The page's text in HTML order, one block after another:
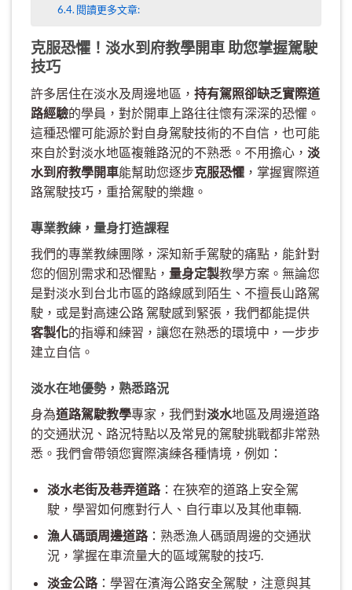
閱讀更多文章:
克服恐懼！淡水到府教學開車 助您掌握駕駛
技巧
許多居住在淡水及周邊地區， 持有駕照卻缺乏實際道
路經驗的學員，對於開車上路往往懷有深深的恐懼。
這種恐懼可能源於對自身駕駛技術的不自信，也可能
來自於對淡水地區複雜路況的不熟悉。不用擔心， 淡
水到府教學開車能幫助您逐步克服恐懼 ，掌握實際道
路駕駛技巧，重拾駕駛的樂趣。
專業教練，量身打造課程
我們的專業教練團隊，深知新手駕駛的痛點，能針對
您的個別需求和恐懼點， 量身定製教學方案。無論您
是對淡水到台北市區的路線感到陌生、不擅長山路駕
駛，或是對高速公路 駕駛感到緊張，我們都能提供
客製化的指導和練習，讓您在熟悉的環境中，一步步
建立自信。
淡水在地優勢，熟悉路況
身為道路駕駛教學專家，我們對淡水地區及周邊道路
的交通狀況、路況特點以及常見的駕駛挑戰都非常熟
悉。我們會帶領您實際演練各種情境，例如：
淡水老街及巷弄道路：在狹窄的道路上安全駕
駛，學習如何應對行人、自行車以及其他車輛.
漁人碼頭周邊道路：熟悉漁人碼頭周邊的交通狀
況，掌握在車流量大的區域駕駛的技巧.
淡金公路：學習在濱海公路安全駕駛，注意與其